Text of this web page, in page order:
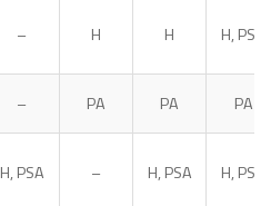
– H H H, PSA
– PA PA
PA
H, PSA – H, PSA H, PSA